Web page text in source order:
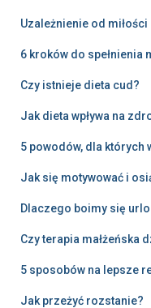
Uzależnienie od miłości
6 kroków do spełnienia
Czy istnieje dieta cud?
Jak dieta wpływa na
5 powodów, dla których
Jak się motywować i
Dlaczego boimy się
Czy terapia małżeńska
5 sposobów na lepsze
Jak przeżyć rozstanie?